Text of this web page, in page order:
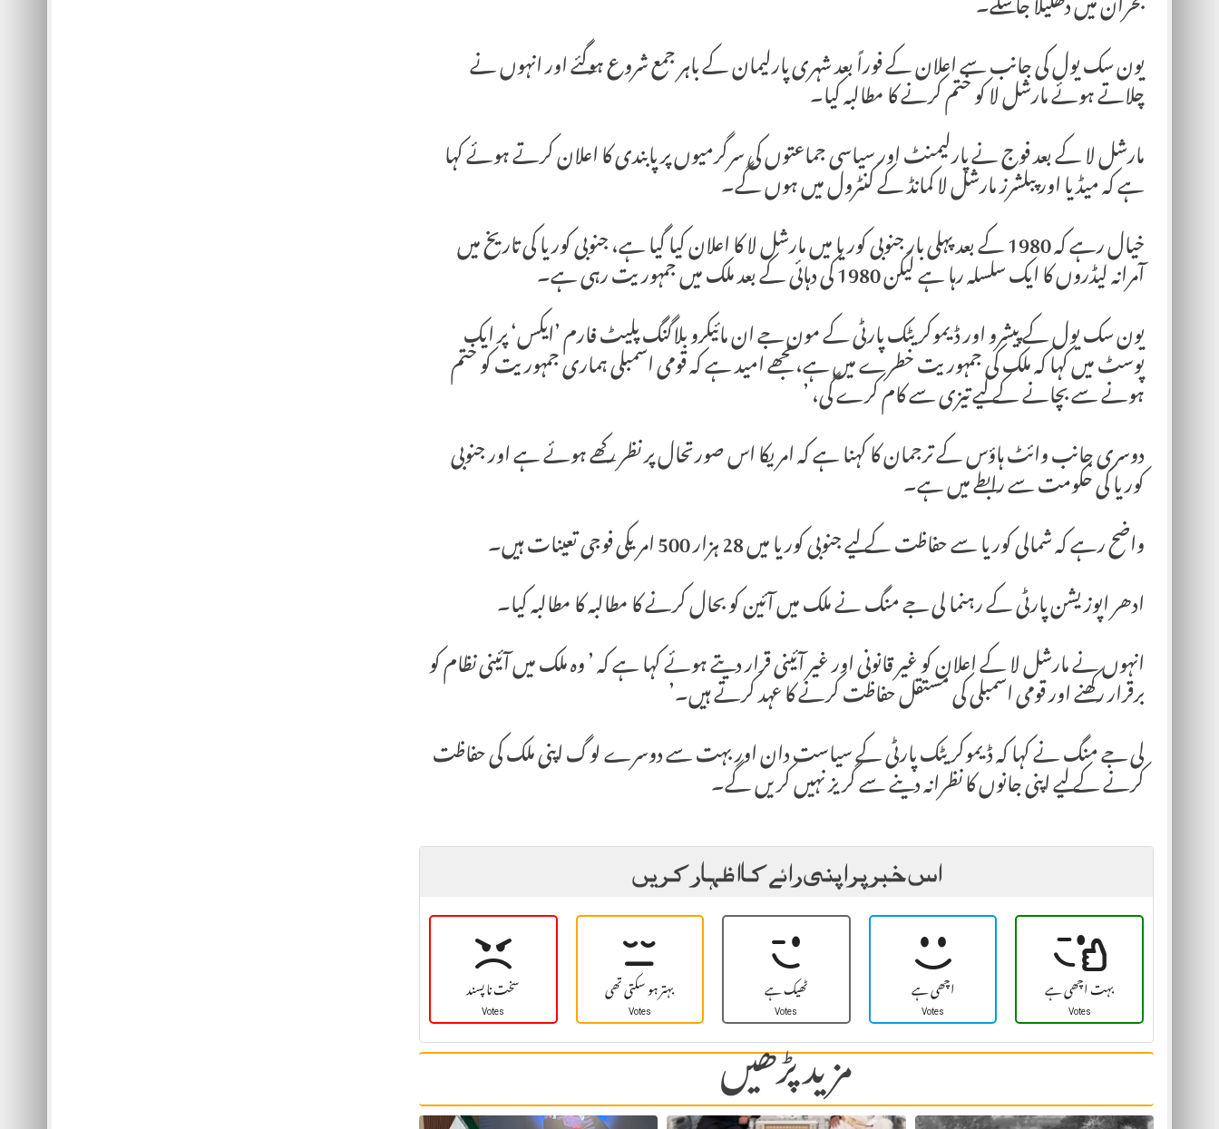
یون سک یول کی جانب سے اعلان کے فوراً بعد شہری پارلیمان کے باہر جمع شروع ہوگئے اور انہوں نے
چلاتے ہوئے مارشل لا کو ختم کرنے کا مطالبہ کیا۔
مارشل لا کے بعد فوج نے پارلیمنٹ اور سیاسی جماعتوں کی سرگرمیوں پر پابندی کا اعلان کرتے ہوئے کہا
ہے کہ میڈیا اور پبلشرز مارشل لا کمانڈ کے کنٹرول میں ہوں گے۔
خیال رہے کہ 1980 کے بعد پہلی بار جنوبی کوریا میں مارشل لا کا اعلان کیا گیا ہے، جنوبی کوریا کی تاریخ میںآمرانہ لیڈروں کا ایک سلسلہ رہا ہے لیکن 1980 کی دہائی کے بعد ملک میں جمہوریت رہی ہے۔
یون سک یول کے پیشرو اور ڈیموکریٹک پارٹی کے مون جے ان مائیکرو بلاگنگ پلیٹ فارم ’ایکس‘ پر ایک
پوسٹ میں کہا کہ ملک کی جمہوریت خطرے میں ہے، مجھے امید ہے کہ قومی اسمبلی ہماری جمہوریت کو ختم
ہونے سے بچانے کے لیے تیزی سے کام کرے گی، ’
دوسری جانب وائٹ ہاؤس کے ترجمان کا کہنا ہے کہ امریکا اس صورتحال پر نظر رکھے ہوئے ہے اور جنوبی
کوریا کی حکومت سے رابطے میں ہے۔
واضح رہے کہ شمالی کوریا سے حفاظت کے لیے جنوبی کوریا میں 28 ہزار 500 امریکی فوجی تعینات ہیں۔
ادھر اپوزیشن پارٹی کے رہنما لی جے منگ نے ملک میں آئین کو بحال کرنے کا مطالبہ کا مطالبہ کیا۔
انہوں نے مارشل لا کے اعلان کو غیر قانونی اور غیر آئینی قرار دیتے ہوئے کہا ہے کہ ’ وہ ملک میں آئینی نظام کو
برقرار رکھنے اور قومی اسمبلی کی مستقل حفاظت کرنے کا عہد کرتے ہیں۔’
لی جے منگ نے کہا کہ ڈیموکریٹک پارٹی کے سیاست دان اور بہت سے دوسرے لوگ اپنی ملک کی حفاظت
کرنے کے لیے اپنی جانوں کا نظرانہ دینے سے گریز نہیں کریں گے۔
اس خبر پر اپنی رائے کا اظہار کریں
سخت نا پسند
Votes بہتر ہو سکتی تھی
Votes ٹھیک ہے
Votes اچھی ہے
Votes بہت اچھی ہے
Votes
مزید پڑھیں